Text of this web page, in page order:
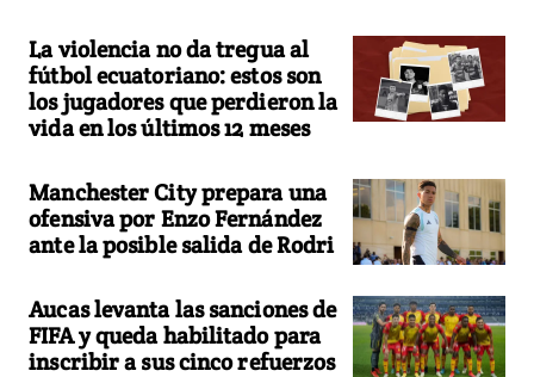
La violencia no da tregua al
fútbol ecuatoriano: estos son
los jugadores que perdieron la
vida en los últimos 12 meses
Manchester City prepara una
ofensiva por Enzo Fernández
ante la posible salida de Rodri
Aucas levanta las sanciones de
FIFA y queda habilitado para
inscribir a sus cinco refuerzos